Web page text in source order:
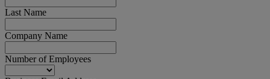
Last Name
Company Name
Number of Employees